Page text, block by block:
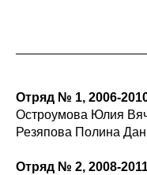
Отряд № 1, 2006-
Остроумова Юлия
Резяпова Полина
Отряд № 2, 2008-